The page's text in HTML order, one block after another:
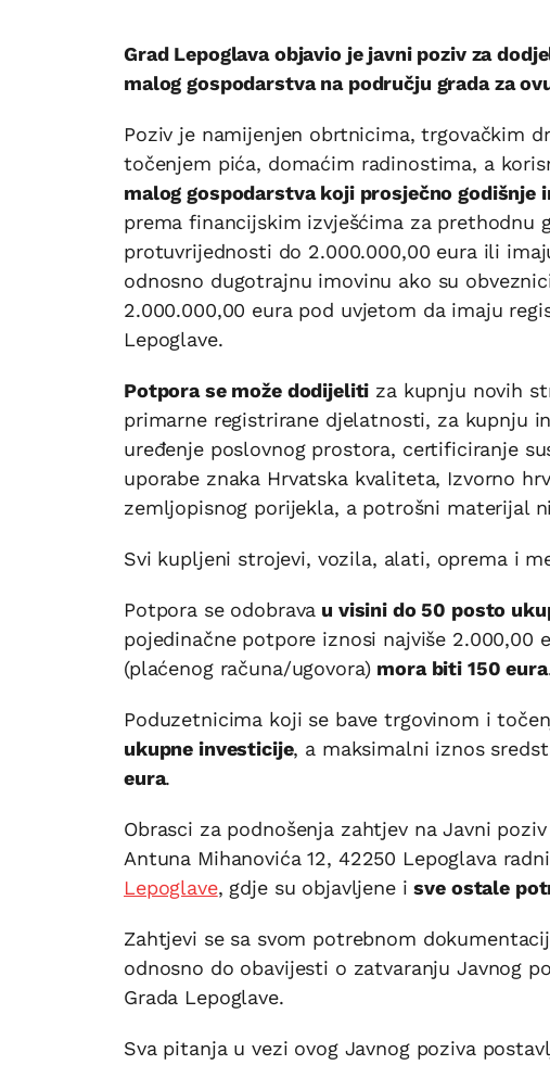
Grad Lepoglava objavio je javni poziv za
malog gospodarstva na području grada za
Poziv je namijenjen obrtnicima, trgovačkim
točenjem pića, domaćim radinostima, a
malog gospodarstva koji prosječno godišnje
prema financijskim izvješćima za prethodnu
protuvrijednosti do 2.000.000,00 eura ili
odnosno dugotrajnu imovinu ako su
2.000.000,00 eura pod uvjetom da imaju
Lepoglave.
Potpora se može dodijeliti za kupnju novih
primarne registrirane djelatnosti, za kupnju
uređenje poslovnog prostora, certificiranje
uporabe znaka Hrvatska kvaliteta, Izvorno
zemljopisnog porijekla, a potrošni materijal
Svi kupljeni strojevi, vozila, alati, oprema i
Potpora se odobrava u visini do 50 posto
pojedinačne potpore iznosi najviše 2.000,00
(plaćenog računa/ugovora) mora biti 150 eura
Poduzetnicima koji se bave trgovinom i
ukupne investicije, a maksimalni iznos
eura.
Obrasci za podnošenja zahtjev na Javni
Antuna Mihanovića 12, 42250 Lepoglava
Lepoglave, gdje su objavljene isve ostale
Zahtjevi se sa svom potrebnom
odnosno do obavijesti o zatvaranju Javnog
Grada Lepoglave.
Sva pitanja u vezi ovog Javnog poziva